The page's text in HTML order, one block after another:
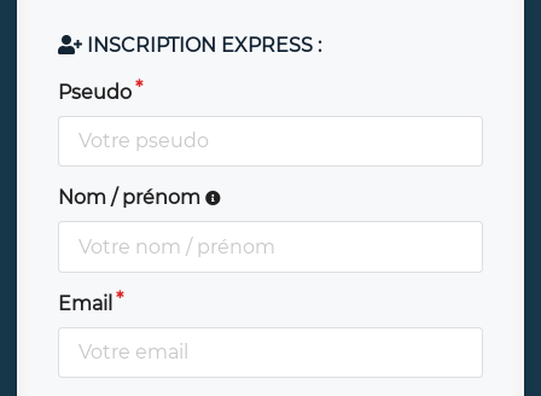
INSCRIPTION EXPRESS :
Pseudo
Nom / prénom
Email